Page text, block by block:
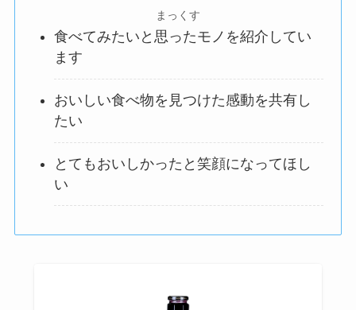
まっくす
食べてみたいと思ったモノを紹介してい
ます
おいしい食べ物を見つけた感動を共有し
たい
とてもおいしかったと笑顔になってほし
い